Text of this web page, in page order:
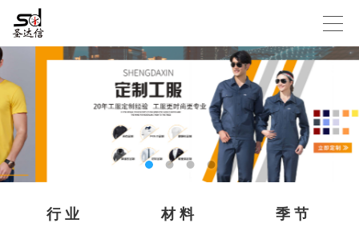
行业 材料 季节